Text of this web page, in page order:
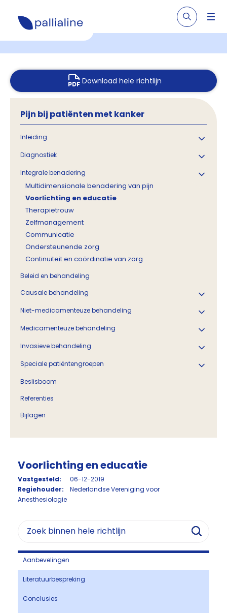
Download hele richtlijn
Pijn bij patiënten met kanker
Inleiding
Diagnostiek
Integrale benadering
Multidimensionale benadering van pijn
Voorlichting en educatie
Therapietrouw
Zelfmanagement
Communicatie
Ondersteunende zorg
Continuïteit en coördinatie van zorg
Beleid en behandeling
Causale behandeling
Niet-medicamenteuze behandeling
Medicamenteuze behandeling
Invasieve behandeling
Speciale patiëntengroepen
Beslisboom
Referenties
Bijlagen
Voorlichting en educatie
Vastgesteld:
06-12-2019
Regiehouder:
Nederlandse Vereniging voor
Anesthesiologie
Aanbevelingen
Literatuurbespreking
Conclusies